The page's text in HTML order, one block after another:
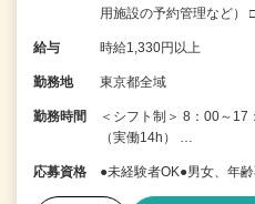
用施設の予約管理など）
給与 時給1,330円以上
勤務地 東京都全域
勤務時間
＜シフト制＞ 8：00～
（実働14h） …
応募資格 ●未経験者OK●男女、年